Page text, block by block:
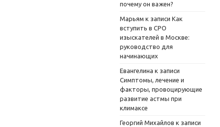
почему он важен?
Марьям к записи Как
вступить в СРО
изыскателей в Москве:
руководство для
начинающих
Евангелина к записи
Симптомы, лечение и
факторы, провоцирующие
развитие астмы при
климаксе
Георгий Михайлов к записи